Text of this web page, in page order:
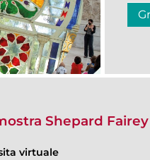
Shepard Fairey
virtuale